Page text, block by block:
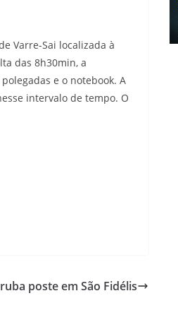
Varre-Sai localizada à
das 8h30min, a
e o notebook. A
intervalo de tempo. O
poste em São Fidélis